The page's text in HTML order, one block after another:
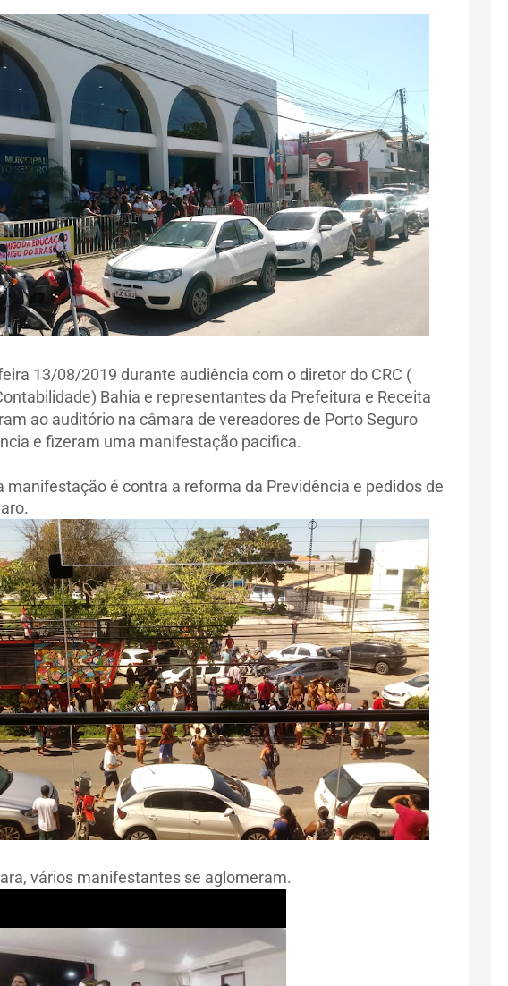
13/08/2019 durante audiência com o diretor do CRC (
Bahia e representantes da Prefeitura e Receita
ao auditório na câmara de vereadores de Porto Seguro
e fizeram uma manifestação pacifica.
manifestação é contra a reforma da Previdência e pedidos de
vários manifestantes se aglomeram.